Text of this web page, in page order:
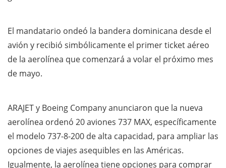
El mandatario ondeó la bandera dominicana desde el
avión y recibió simbólicamente el primer ticket aéreo
de la aerolínea que comenzará a volar el próximo mes
de mayo.
ARAJET y Boeing Company anunciaron que la nueva
aerolínea ordenó 20 aviones 737 MAX, específicamente
el modelo 737-8-200 de alta capacidad, para ampliar las
opciones de viajes asequibles en las Américas.
Igualmente, la aerolínea tiene opciones para comprar